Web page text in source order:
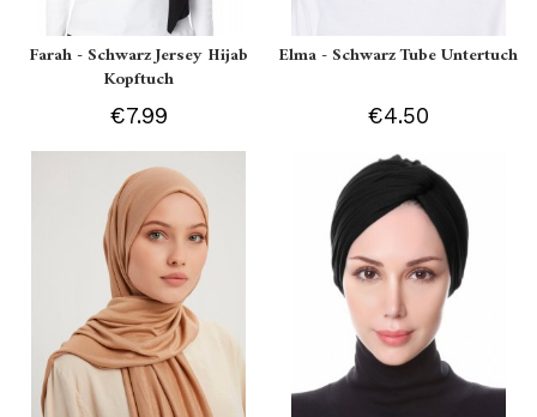
Farah - Schwarz Jersey Hijab
Kopftuch
€7.99
Elma - Schwarz Tube Untertuch
€4.50